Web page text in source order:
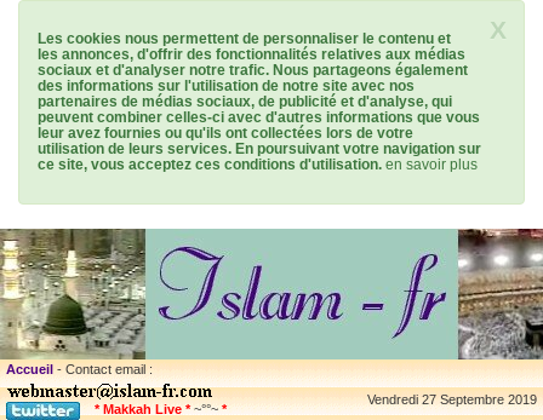
X
Les cookies nous permettent de personnaliser le contenu et
les annonces, d'offrir des fonctionnalités relatives aux médias
sociaux et d'analyser notre trafic. Nous partageons également
des informations sur l'utilisation de notre site avec nos
partenaires de médias sociaux, de publicité et d'analyse, qui
peuvent combiner celles-ci avec d'autres informations que vous
leur avez fournies ou qu'ils ont collectées lors de votre
utilisation de leurs services. En poursuivant votre navigation sur
ce site, vous acceptez ces conditions d'utilisation. en savoir plus
Accueil - Contact email :
* Makkah Live *~°°~*
Vendredi 27 Septembre 2019